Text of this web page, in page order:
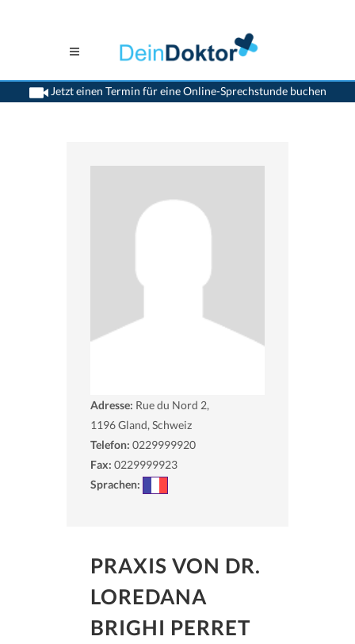
Jetzt einen Termin für eine Online-Sprechstunde buchen
>Kinderaerzte>Gland>Dr. Loredana Brighi Perret>Praxis von Dr. Loredana
Adresse: Rue du Nord 2,
1196Gland, Schweiz
Telefon: 0229999920
Fax: 0229999923
Sprachen:
PRAXIS VON DR.
LOREDANA
BRIGHI PERRET